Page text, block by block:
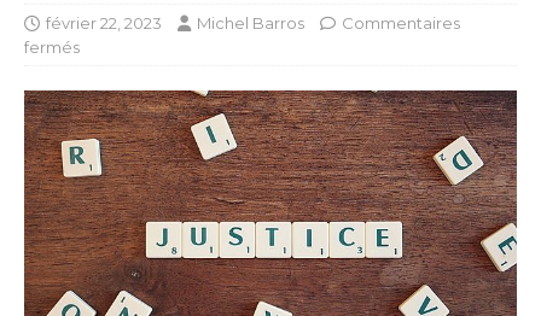
février 22, 2023 Michel Barros
Commentaires
fermés